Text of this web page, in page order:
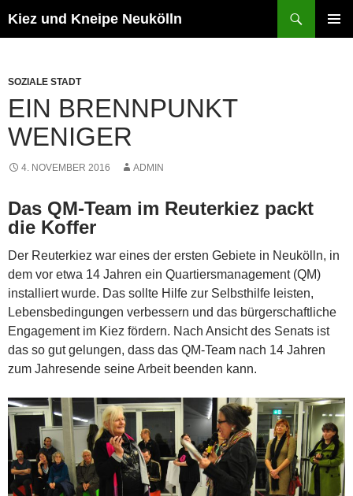
Inhalt
Kiez und Kneipe Neukölln
SOZIALE STADT
EIN BRENNPUNKT
WENIGER
4. NOVEMBER 2016 ADMIN
Das QM-Team im Reuterkiez packt
die Koffer
Der Reuterkiez war eines der ersten Gebiete in Neukölln, in
dem vor etwa 14 Jahren ein Quartiersmanagement (QM)
installiert wurde. Das sollte Hilfe zur Selbsthilfe leisten,
Lebensbedingungen verbessern und das bürgerschaftliche
Engagement im Kiez fördern. Nach Ansicht des Senats ist
das so gut gelungen, dass das QM-Team nach 14 Jahren
zum Jahresende seine Arbeit beenden kann.